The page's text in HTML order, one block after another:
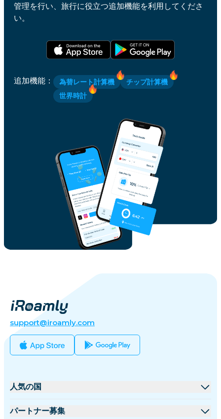
管理を行い、旅行に役立つ追加機能を利用してくださ
い。
追加機能 ： 為替レート計算機
チップ計算機
世界時計
support@iroamly.com
人気の国
アメリカ合衆国
パートナー募集